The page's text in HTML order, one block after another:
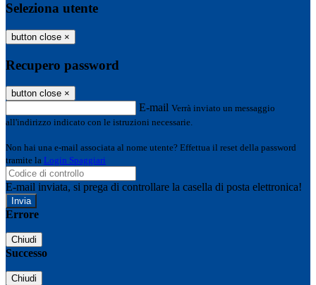
Seleziona utente
button close ×
Recupero password
button close ×
E-mail Verrà inviato un messaggio
all'indirizzo indicato con le istruzioni necessarie.
Non hai una e-mail associata al nome utente? Effettua il reset della password
tramite la Login Spaggiari
E-mail inviata, si prega di controllare la casella di posta elettronica!
Errore
Chiudi
Successo
Chiudi